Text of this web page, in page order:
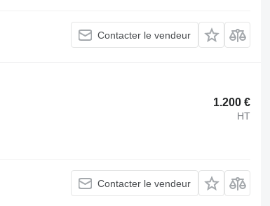
Contacter le vendeur
1.200 €
HT
Contacter le vendeur